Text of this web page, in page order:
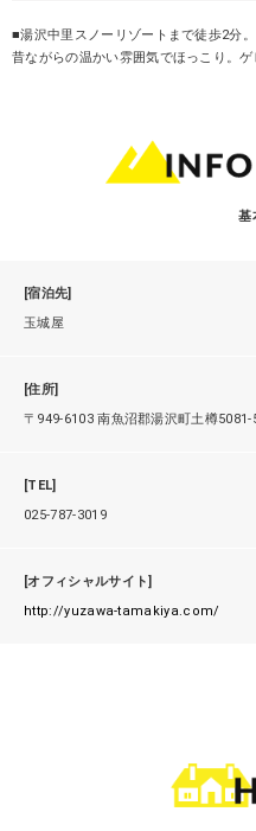
■湯沢中里スノーリゾートまで徒歩2分。
昔ながらの温かい雰囲気でほっこり。
基
[宿泊先]
玉城屋
[住所]
〒949-6103 南魚沼郡湯沢町土樽5081-
[TEL]
025-787-3019
[オフィシャルサイト]
http://yuzawa-tamakiya.com/